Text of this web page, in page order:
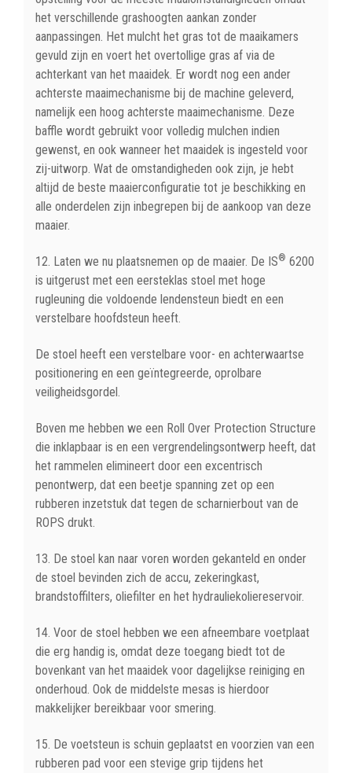
het verschillende grashoogten aankan zonder
aanpassingen. Het mulcht het gras tot de maaikamers
gevuld zijn en voert het overtollige gras af via de
achterkant van het maaidek. Er wordt nog een ander
achterste maaimechanisme bij de machine geleverd,
namelijk een hoog achterste maaimechanisme. Deze
baffle wordt gebruikt voor volledig mulchen indien
gewenst, en ook wanneer het maaidek is ingesteld voor
zij-uitworp. Wat de omstandigheden ook zijn, je hebt
altijd de beste maaierconfiguratie tot je beschikking en
alle onderdelen zijn inbegrepen bij de aankoop van deze
maaier.
12. Laten we nu plaatsnemen op de maaier. De IS® 6200
is uitgerust met een eersteklas stoel met hoge
rugleuning die voldoende lendensteun biedt en een
verstelbare hoofdsteun heeft.
De stoel heeft een verstelbare voor- en achterwaartse
positionering en een geïntegreerde, oprolbare
veiligheidsgordel.
Boven me hebben we een Roll Over Protection Structure
die inklapbaar is en een vergrendelingsontwerp heeft, dat
het rammelen elimineert door een excentrisch
penontwerp, dat een beetje spanning zet op een
rubberen inzetstuk dat tegen de scharnierbout van de
ROPS drukt.
13. De stoel kan naar voren worden gekanteld en onder
de stoel bevinden zich de accu, zekeringkast,
brandstoffilters, oliefilter en het hydrauliekoliereservoir.
14. Voor de stoel hebben we een afneembare voetplaat
die erg handig is, omdat deze toegang biedt tot de
bovenkant van het maaidek voor dagelijkse reiniging en
onderhoud. Ook de middelste mesas is hierdoor
makkelijker bereikbaar voor smering.
15. De voetsteun is schuin geplaatst en voorzien van een
rubberen pad voor een stevige grip tijdens het